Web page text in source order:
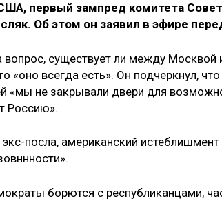
первый зампред комитета
Об этом он заявил в эфире
вопрос, существует ли между
«оно всегда есть». Он подчеркнул,
«мы не закрывали двери для
Россию».
посла, американский
борются с республиканцами,